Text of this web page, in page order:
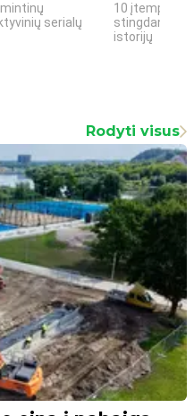
serialų
10 įtemptų,
stingdančių
istorijų
Rodyti visus